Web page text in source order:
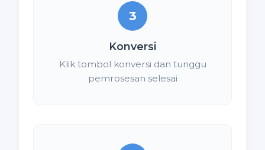
3
Konversi
Klik tombol konversi dan tunggu
pemrosesan selesai